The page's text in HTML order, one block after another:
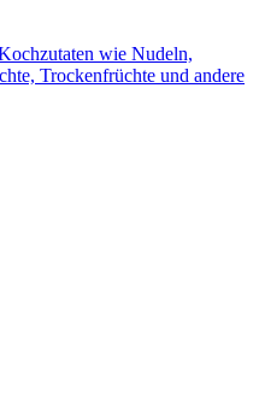
wie Nudeln,
Trockenfrüchte und andere